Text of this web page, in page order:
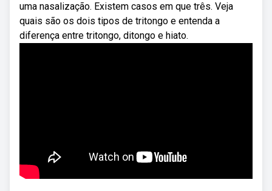
uma nasalização. Existem casos em que três. Veja
quais são os dois tipos de tritongo e entenda a
diferença entre tritongo, ditongo e hiato.